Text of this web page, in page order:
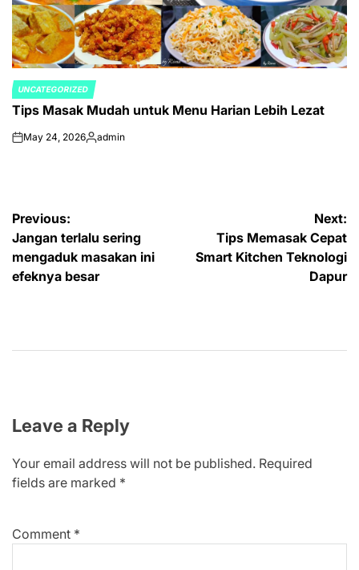
POSTED
IN
UNCATEGORIZED
Tips Masak Mudah untuk Menu Harian Lebih Lezat
onMay 24, 2026Posted
admin
Post
navigation
Previous:
Jangan terlalu sering
mengaduk masakan ini
efeknya besar
Next:
Tips Memasak Cepat
Smart Kitchen Teknologi
Dapur
Leave a Reply
Your email address will not be published. Required
fields are marked *
Comment *